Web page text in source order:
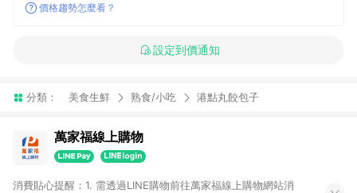
價格趨勢怎麼看？
設定到價通知
分類： 美食生鮮 熟食/小吃 港點丸餃包子
萬家福線上購物
消費貼心提醒：1. 需透過LINE購物前往萬家福線上購物網站消